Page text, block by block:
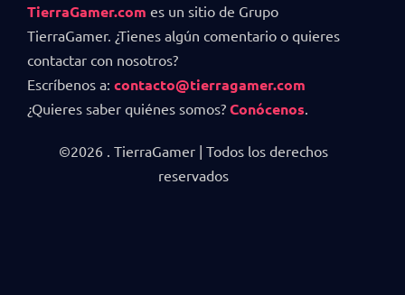
TierraGamer.com es un sitio de Grupo
TierraGamer. ¿Tienes algún comentario o quieres
contactar con nosotros?
Escríbenos a: contacto@tierragamer.com
¿Quieres saber quiénes somos? Conócenos
©2026 . TierraGamer | Todos los derechos
reservados